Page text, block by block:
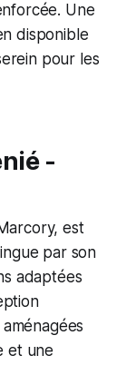
Une
disponible
pour les
-
est
par son
adaptées
et une